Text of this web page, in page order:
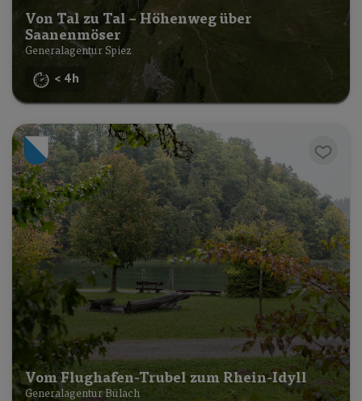
Von Tal zu Tal – Höhenweg über
Saanenmöser
Generalagentur Spiez
< 4h
Vom Flughafen-Trubel zum Rhein-Idyll
Generalagentur Bülach